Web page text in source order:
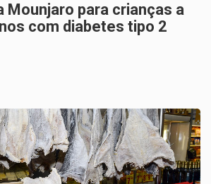
Mounjaro para crianças a
com diabetes tipo 2